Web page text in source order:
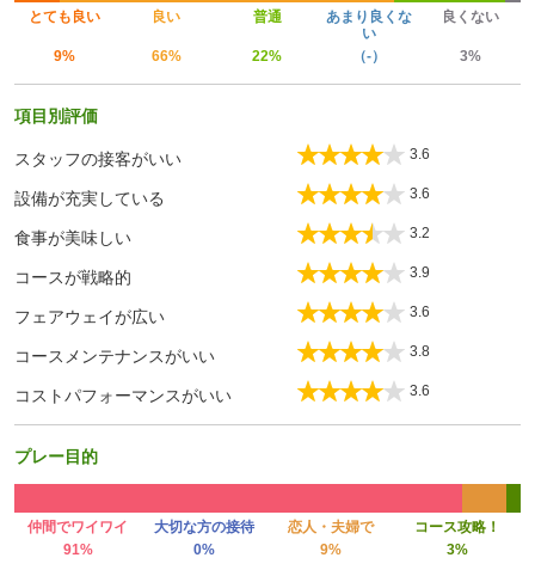
とても良い 良い 普通
あまり良くな
い
良くない
9% 66% 22% （-） 3%
項目別評価
スタッフの接客がいい 3.6
設備が充実している 3.6
食事が美味しい 3.2
コースが戦略的 3.9
フェアウェイが広い 3.6
コースメンテナンスがいい 3.8
コストパフォーマンスがいい 3.6
プレー目的
仲間でワイワイ 大切な方の接待 恋人・夫婦で
コース攻略！
91%
0% 9% 3%